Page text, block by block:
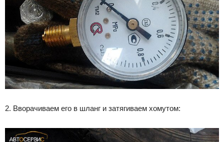
2. Вворачиваем его в шланг и затягиваем хомутом: